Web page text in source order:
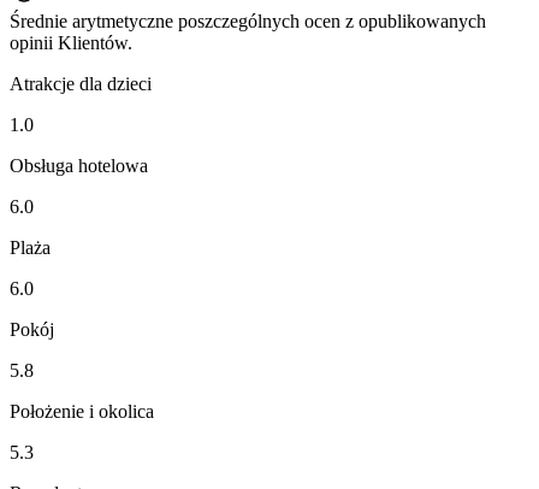
Średnie arytmetyczne poszczególnych ocen z opublikowanych
opinii Klientów.
Atrakcje dla dzieci
1.0
Obsługa hotelowa
6.0
Plaża
6.0
Pokój
5.8
Położenie i okolica
5.3